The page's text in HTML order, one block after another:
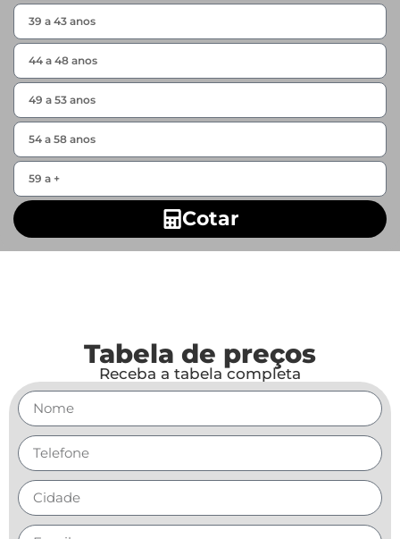
Cotar
Tabela de preços
Receba a tabela completa